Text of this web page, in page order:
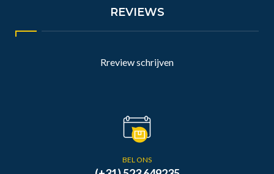
REVIEWS
Rreview schrijven
BEL ONS